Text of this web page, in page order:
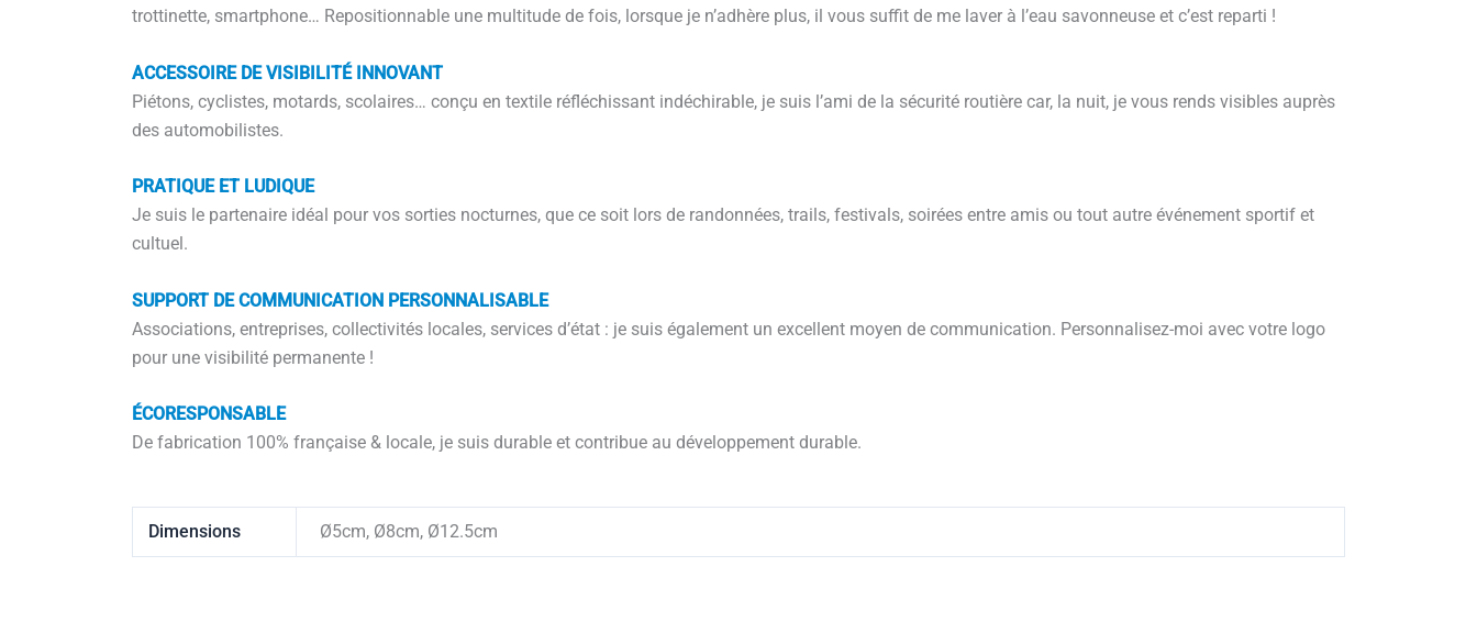
trottinette, smartphone… Repositionnable une multitude de fois, lorsque je n’adhère plus, il vous suffit de me laver à l’eau savonneuse et c’est reparti !
ACCESSOIRE DE VISIBILITÉ INNOVANT
Piétons, cyclistes, motards, scolaires… conçu en textile réfléchissant indéchirable, je suis l’ami de la sécurité routière car, la nuit, je vous rends visibles auprès
des automobilistes.
PRATIQUE ET LUDIQUE
Je suis le partenaire idéal pour vos sorties nocturnes, que ce soit lors de randonnées, trails, festivals, soirées entre amis ou tout autre événement sportif et
cultuel.
SUPPORT DE COMMUNICATION PERSONNALISABLE
Associations, entreprises, collectivités locales, services d’état : je suis également un excellent moyen de communication. Personnalisez-moi avec votre logo
pour une visibilité permanente !
ÉCORESPONSABLE
De fabrication 100% française & locale, je suis durable et contribue au développement durable.
Dimensions Ø5cm, Ø8cm, Ø12.5cm